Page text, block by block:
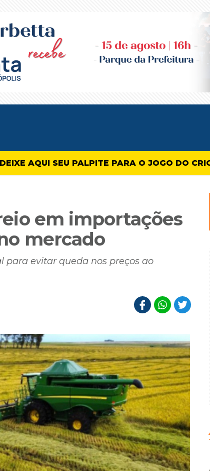
DEIXE AQUI SEU PALPITE PARA O JOGO DO
em importações
mercado
para evitar queda nos preços ao